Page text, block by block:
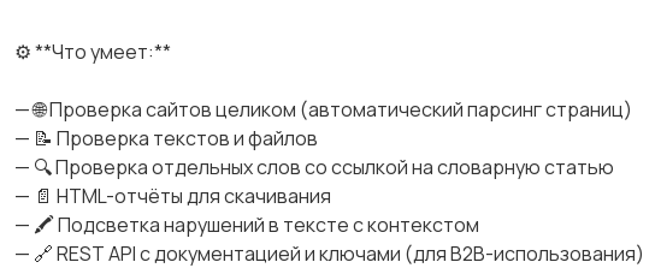
⚙️ **Что умеет:**
— 🌐 Проверка сайтов целиком (автоматический парсинг страниц)
— 📝 Проверка текстов и файлов
— 🔍 Проверка отдельных слов со ссылкой на словарную статью
— 📄 НТМL-отчёты для скачивания
— 🖍 Подсветка нарушений в тексте с контекстом
— 🔗 RЕSТ АРI с документацией и ключами (для В2В-использования)